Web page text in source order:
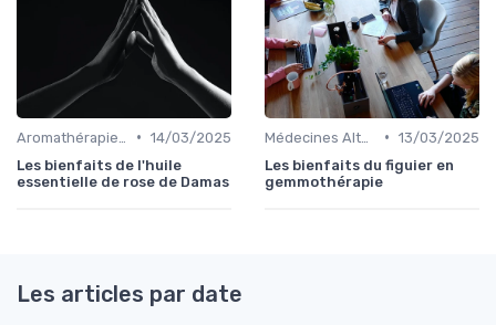
• 14/03/2025
Les bienfaits de l'huile
essentielle de rose de Damas
• 13/03/2025
Les bienfaits du figuier en
gemmothérapie
Les articles par date